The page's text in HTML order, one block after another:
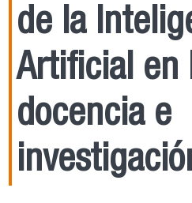
de la
Artificial en
docencia e